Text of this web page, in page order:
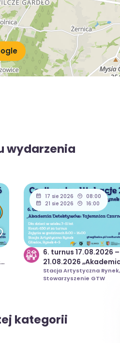
wydarzenia
17 sie 2026
08:00
21 sie 2026
16:00
6. turnus 17.08.2026 –
21.08.2026
Detektywów” |
Wakacje 2026
Stacja Artystyczna Rynek,
Stowarzyszenie GTW
kategorii